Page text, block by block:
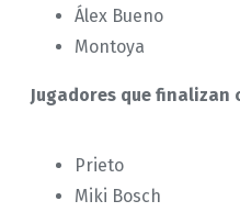
Álex Bueno
Montoya
Jugadores que finalizan
Prieto
Miki Bosch